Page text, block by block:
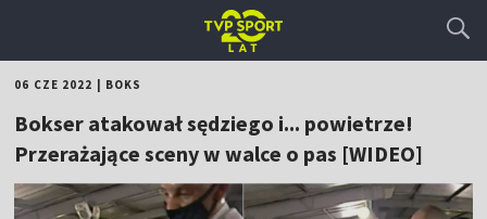
06 CZE 2022 BOKS
Bokser atakował sędziego i... powietrze!
Przerażające sceny w walce o pas [WIDEO]